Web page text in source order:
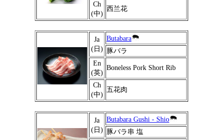
Ch
(中)
西兰花
Ja
(日)
Butabara
豚バラ
En
(英)
Boneless Pork Short Rib
Ch
(中)
五花肉
Ja
(日)
Butabara Gushi - Shio
豚バラ串 塩